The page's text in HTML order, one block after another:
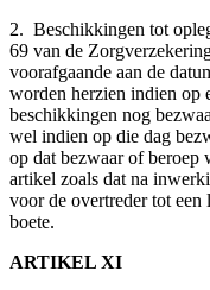
2. Beschikkingen tot
69 van de
voorafgaande aan de
worden herzien indien op
beschikkingen nog
wel indien op die dag
op dat bezwaar of beroep
artikel zoals dat na
voor de overtreder tot een
boete.
ARTIKEL XI